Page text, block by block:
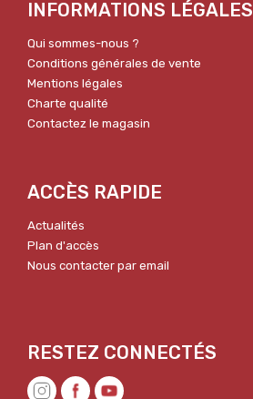
INFORMATIONS LÉGALES
Qui sommes-nous ?
Conditions générales de vente
Mentions légales
Charte qualité
Contactez le magasin
ACCÈS RAPIDE
Actualités
Plan d'accès
Nous contacter par email